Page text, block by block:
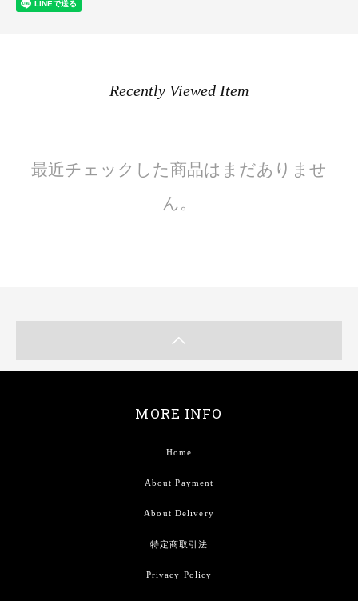
Recently Viewed Item
最近チェックした商品はまだありませ
ん。
MORE INFO
Home
About Payment
About Delivery
特定商取引法
Privacy Policy